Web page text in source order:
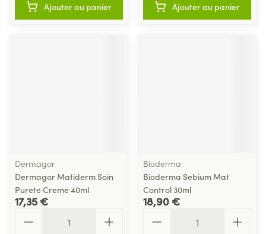
Ajouter au panier Ajouter au panier
Dermagor
Dermagor Matiderm Soin
Purete Creme 40ml
17,35 €
Bioderma
Bioderma Sebium Mat
Control 30ml
18,90 €